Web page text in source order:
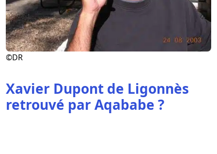
©DR
Xavier Dupont de Ligonnès
retrouvé par Aqababe ?